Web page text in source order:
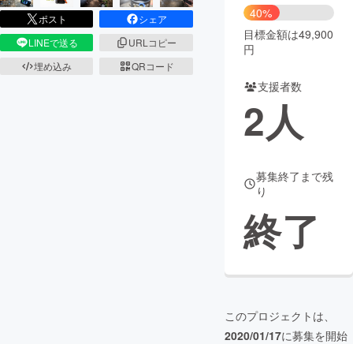
まちづくり・地域活性化
CAMPFIRE for Social Good
CAMPFIRE Creation
コミュニティ
ポスト
シェア
LINEで送る
URLコピー
埋め込み
QRコード
40%
目標金額は49,900
円
支援者数
2人
募集終了まで残
り
終了
このプロジェクトは、
2020/01/17に募集を開始